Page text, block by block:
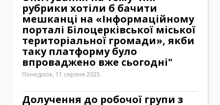
рубрики хотіли б бачити
мешканці на «Інформаційному
порталі Білоцерківської міської
територіальної громади», якби
таку платформу було
впроваджено вже сьогодні"
Понеділок, 11 серпня 2025
Долучення до робочої групи з